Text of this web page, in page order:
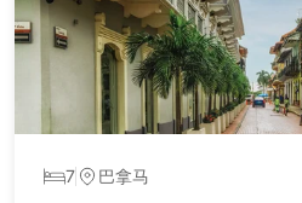
7 巴拿马